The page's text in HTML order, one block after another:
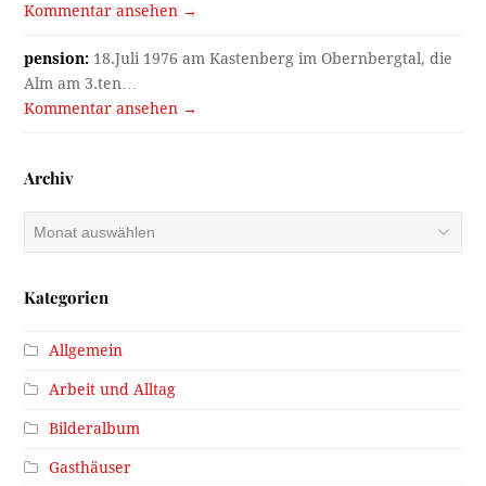
Kommentar ansehen →
pension: 18.Juli 1976 am Kastenberg im Obernbergtal, die
Alm am 3.ten…
Kommentar ansehen →
Archiv
Kategorien
Allgemein
Arbeit und Alltag
Bilderalbum
Gasthäuser